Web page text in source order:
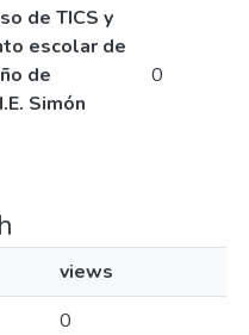
de TICS y
escolar de
de
Simón
0
views
0